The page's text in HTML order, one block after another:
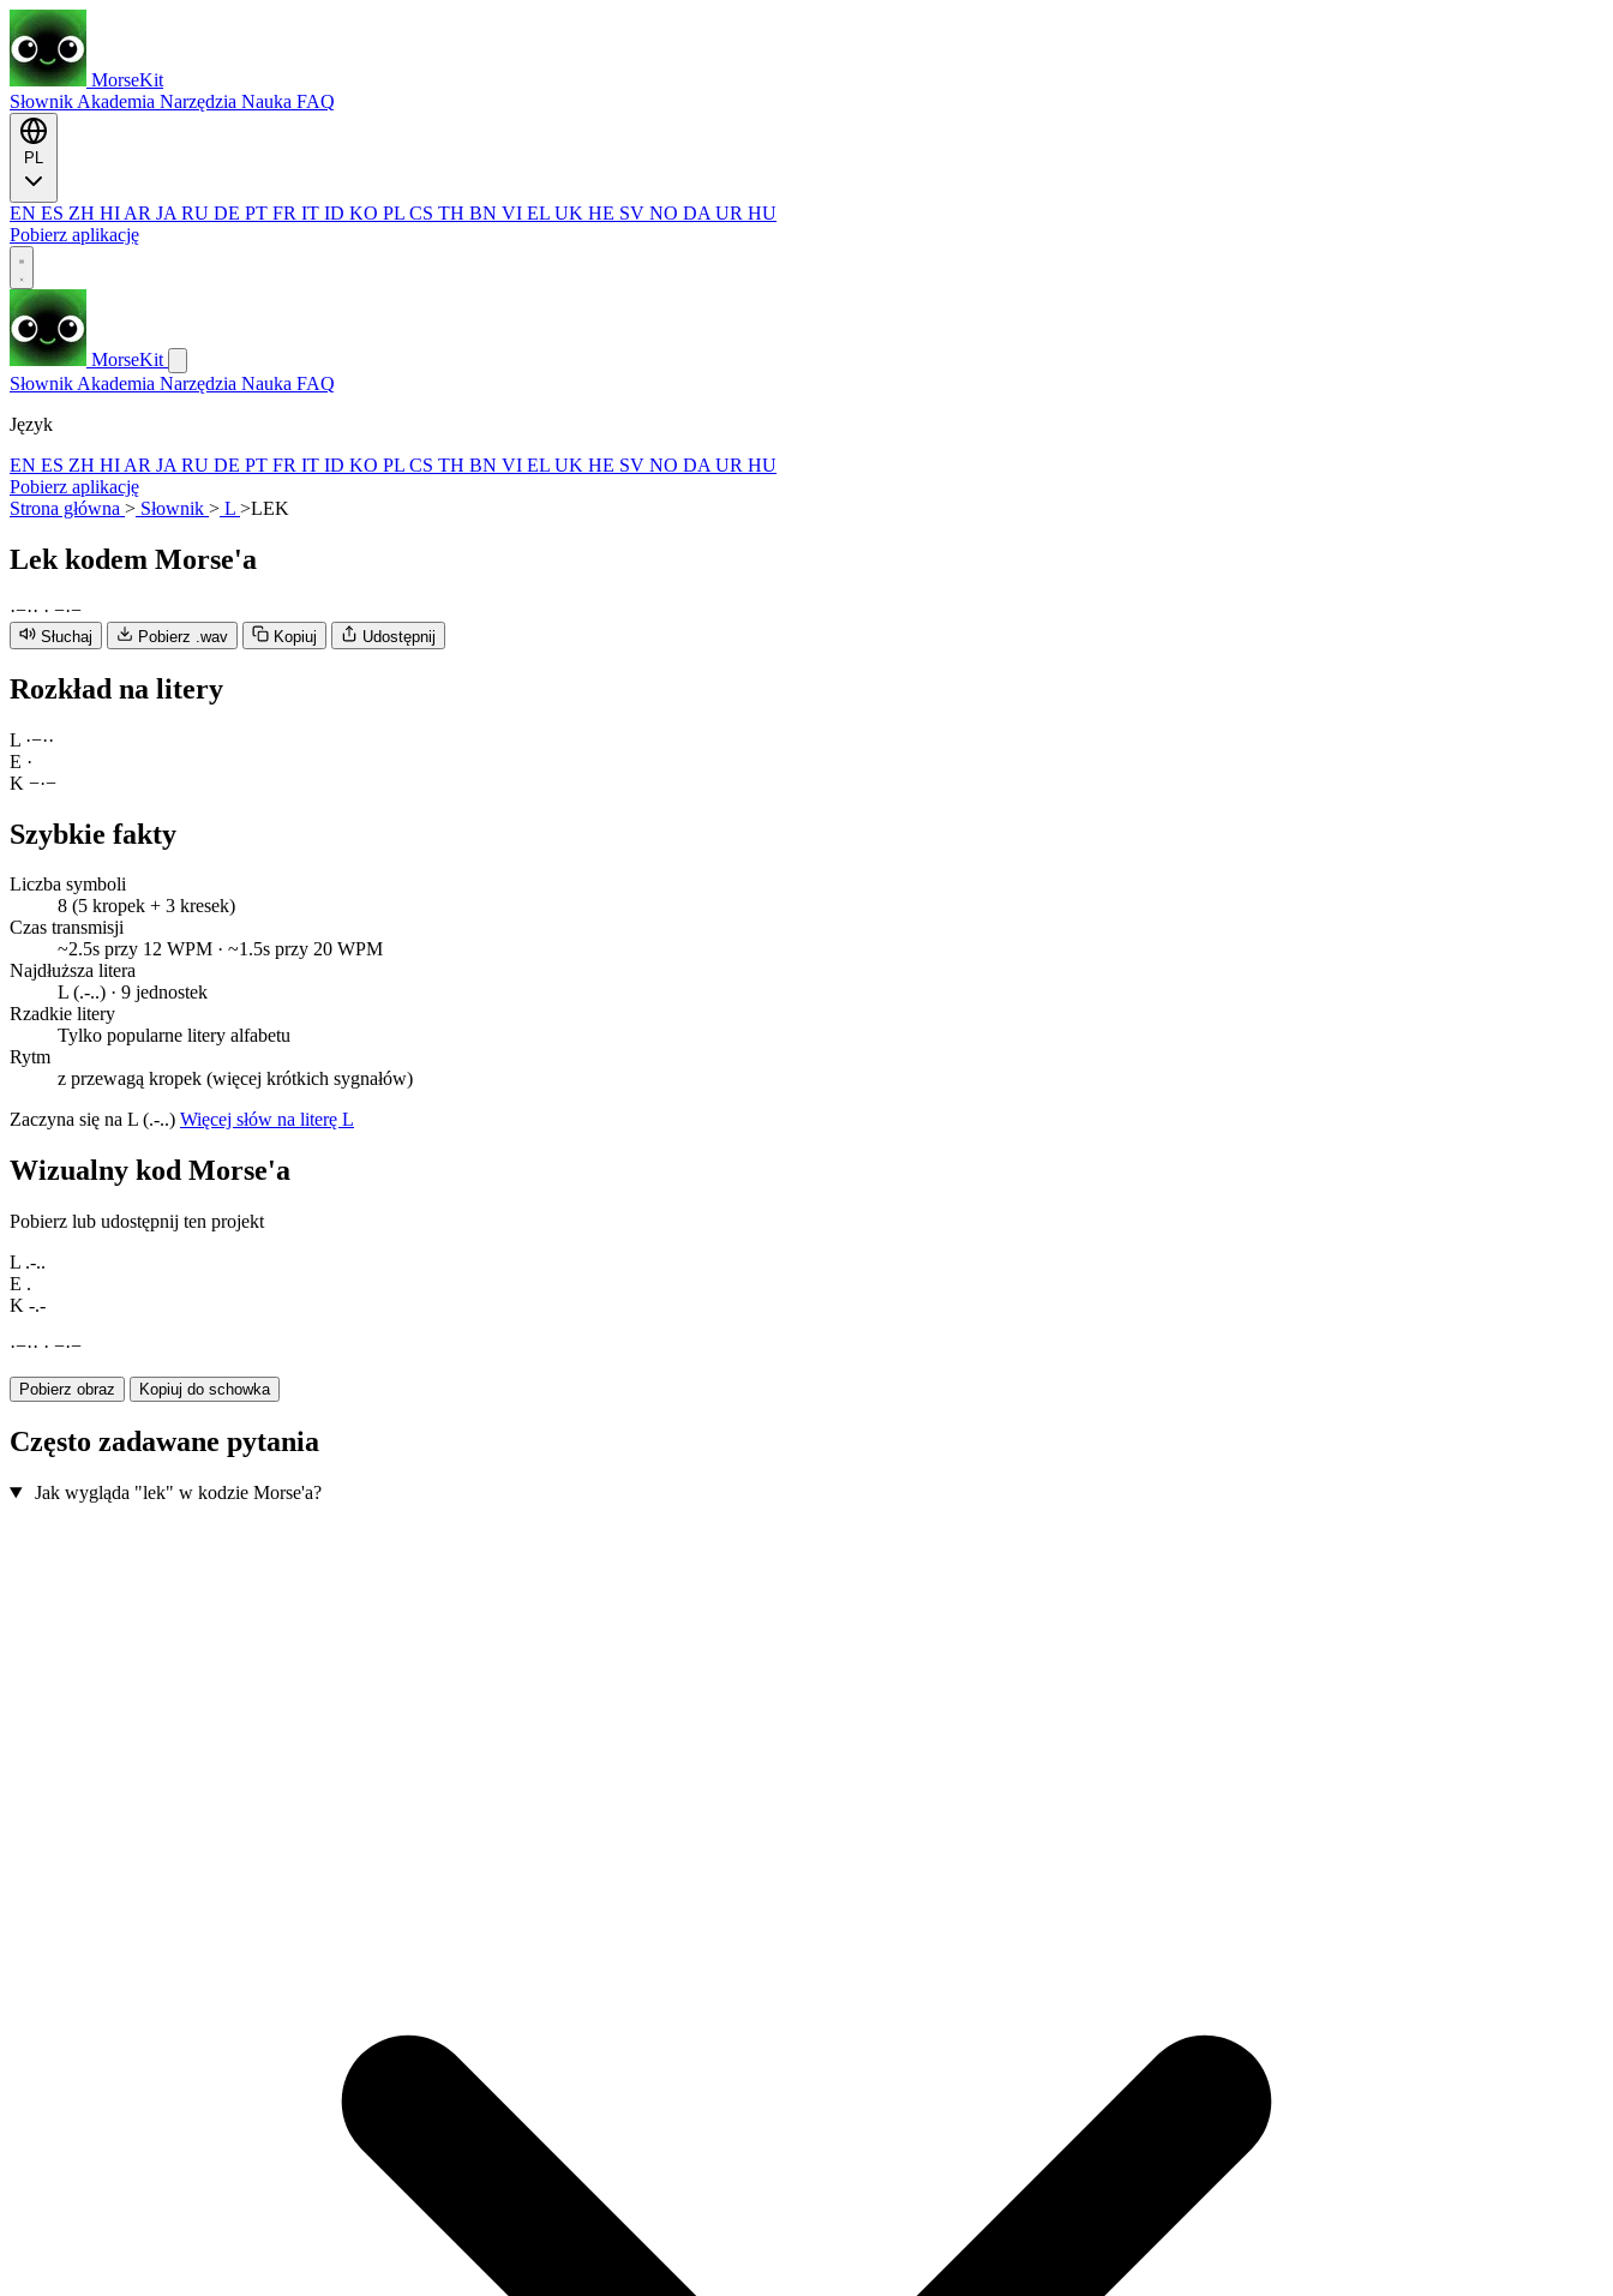
MorseKit
Słownik Akademia Narzędzia Nauka FAQ
EN ES ZH HI AR JA RU DE PT FR IT ID KO PL CS TH BN VI EL UK HE SV NO DA UR HU
Pobierz aplikację
MorseKit
Słownik Akademia Narzędzia Nauka FAQ
Język
EN ES ZH HI AR JA RU DE PT FR IT ID KO PL CS TH BN VI EL UK HE SV NO DA UR HU
Pobierz aplikację
Strona główna > Słownik > L >LEK
Lek kodem Morse'a
·−·· · −·−
Słuchaj Pobierz .wav Kopiuj Udostępnij
Rozkład na litery
L ·−··
E ·
K −·−
Szybkie fakty
Liczba symboli
8 (5 kropek + 3 kresek)
Czas transmisji
~2.5s przy 12 WPM · ~1.5s przy 20 WPM
Najdłuższa litera
L (.-..) · 9 jednostek
Rzadkie litery
Tylko popularne litery alfabetu
Rytm
z przewagą kropek (więcej krótkich sygnałów)
Zaczyna się na L (.-..) Więcej słów na literę L
Wizualny kod Morse'a
Pobierz lub udostępnij ten projekt
L .-..
E .
K -.-
·−·· · −·−
Pobierz obraz Kopiuj do schowka
Często zadawane pytania
Jak wygląda "lek" w kodzie Morse'a?